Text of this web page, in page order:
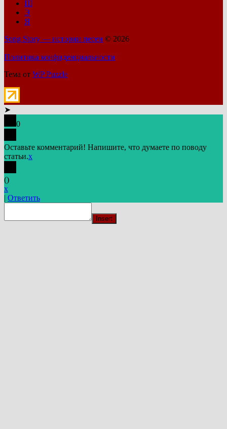
Ш
Э
Я
Song Story — истории песен © 2026
Политика конфиденциальности
Тема от WP Puzzle
➤
0
Оставьте комментарий! Напишите, что думаете по поводу
статьи.x
()
x
| Ответить
Insert